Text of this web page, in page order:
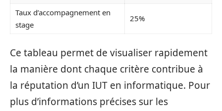
Taux d’accompagnement en
stage
25%
Ce tableau permet de visualiser rapidement
la manière dont chaque critère contribue à
la réputation d’un IUT en informatique. Pour
plus d’informations précises sur les